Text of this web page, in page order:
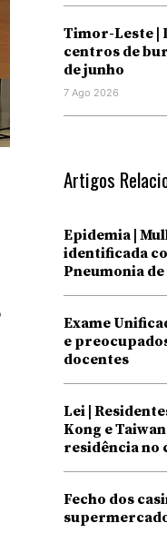
Timor-Leste |
centros de
de junho
7 Ago 2026
Artigos
Epidemia |
identificada
Pneumonia de
Exame
e
docentes
Lei |
Kong e
residência no
Fecho dos